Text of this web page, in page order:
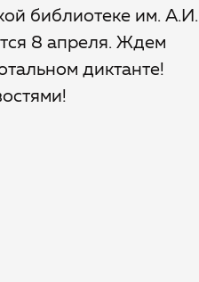
библиотеке им. А.И.
8 апреля. Ждем
диктанте!